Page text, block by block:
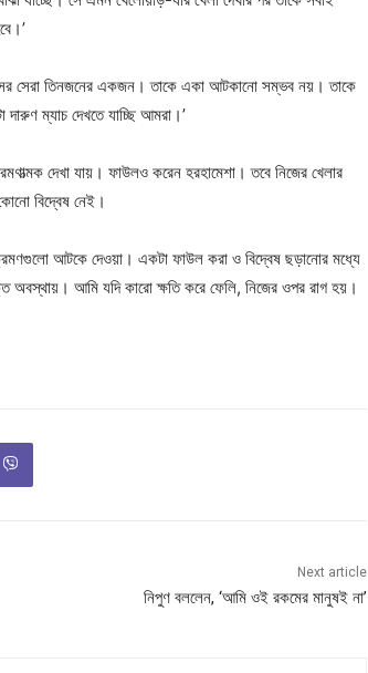
সেরা তিনজনের একজন। তাকে একা আটকানো সম্ভব নয়। তাকে
ম্যাচ দেখতে যাচ্ছি আমরা।’
দেখা যায়। ফাউলও করেন হরহামেশা। তবে নিজের খেলার
বিদ্বেষ নেই।
আটকে দেওয়া। একটা ফাউল করা ও বিদ্বেষ ছড়ানোর মধ্যে
আমি যদি কারো ক্ষতি করে ফেলি, নিজের ওপর রাগ হয়।
Next article
নিপুণ বললেন, ‘আমি ওই রকমের মানুষই না’